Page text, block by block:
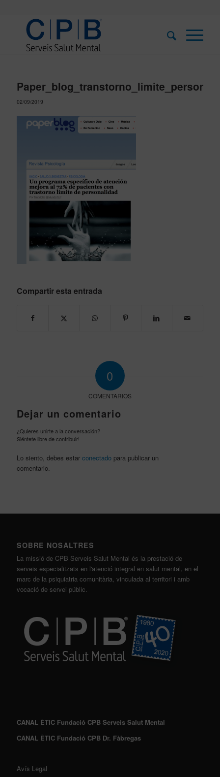
02/09/2019
Compartir esta entrada
0
COMENTARIOS
Dejar un comentario
¿Quieres unirte a la conversación?
Siéntete libre de contribuir!
Lo siento, debes estar conectadopara publicar un
comentario.
SOBRE NOSALTRES
La missió de CPB Serveis Salut Mental és la prestació de
serveis especialitzats en l'atenció integral en salut mental, en el
marc de la psiquiatria comunitària, vinculada al territori i amb
vocació de servei públic.
CANAL ÈTIC Fundació CPB Serveis Salut Mental
CANAL ÈTIC Fundació CPB Dr. Fàbregas
Avís Legal